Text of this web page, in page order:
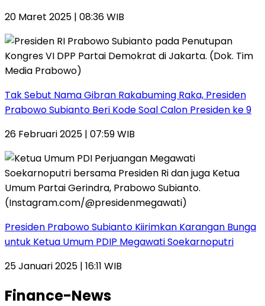
20 Maret 2025 | 08:36 WIB
Tak Sebut Nama Gibran Rakabuming Raka, Presiden
Prabowo Subianto Beri Kode Soal Calon Presiden ke 9
26 Februari 2025 | 07:59 WIB
Presiden Prabowo Subianto Kiirimkan Karangan Bunga
untuk Ketua Umum PDIP Megawati Soekarnoputri
25 Januari 2025 | 16:11 WIB
Finance-News